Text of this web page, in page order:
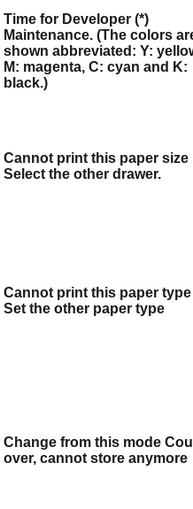
Time for Developer (*)
Maintenance. (The colors
shown abbreviated: Y:
M: magenta, C: cyan and K:
black.)
Cannot print this paper size
Select the other drawer.
Cannot print this paper type
Set the other paper type
Change from this mode
over, cannot store anymore